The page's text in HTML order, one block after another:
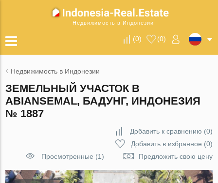
Недвижимость в Индонезии
(0) (0)
Недвижимость в Индонезии
ЗЕМЕЛЬНЫЙ УЧАСТОК В
ABIANSEMAL, БАДУНГ, ИНДОНЕЗИЯ
№ 1887
Добавить к сравнению (0)
Добавить в избранное (0)
Просмотренные (1)
Предложить свою цену